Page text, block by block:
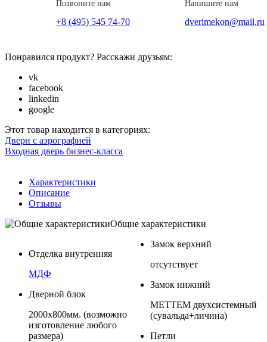
Позвоните нам
+8 (495) 545 74-70
Напишите нам
dverimekon@mail.ru
Понравился продукт? Расскажи друзьям:
vk
facebook
linkedin
google
Этот товар находится в категориях:
Двери с аэрографией
Входная дверь бизнес-класса
Характеристики
Описание
Отзывы
Общие характеристики
Отделка внутренняя
МДФ
Дверной блок
2000х800мм. (возможно
изготовление любого
размера)
Замок верхний
отсутствует
Замок нижний
МЕТТЕМ двухсистемный
(сувальда+личина)
Петли